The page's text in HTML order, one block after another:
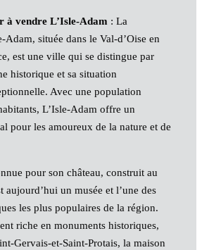
à vendre L’Isle-Adam: La
Adam, située dans le Val-d’Oise en
est une ville qui se distingue par
historique et sa situation
Avec une population
L’Isle-Adam offre un
pour les amoureux de la nature et de
pour son château, construit au
un musée et l’une des
les plus populaires de la région.
riche en monuments historiques,
Gervais-et-Saint-Protais, la maison